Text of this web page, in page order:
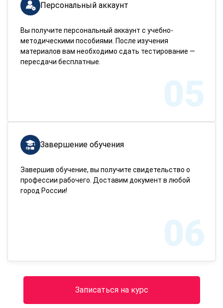
Персональный аккаунт
Вы получите персональный аккаунт с учебно-
методическими пособиями. После изучения
материалов вам необходимо сдать тестирование —
пересдачи бесплатные.
05
Завершение обучения
Завершив обучение, вы получите свидетельство о
профессии рабочего. Доставим документ в любой
город России!
06
Записаться на курс